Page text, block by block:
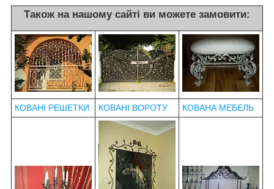
Також на нашому сайті ви можете замовити:
КОВАНІ РЕШЕТКИ КОВАНІ ВОРОТУ КОВАНА МЕБЕЛЬ